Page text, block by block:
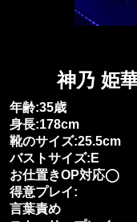
神乃 姫
年齢:35歳
身長:178cm
靴のサイズ:25.5cm
バストサイズ:E
お仕置きOP対応◯
得意プレイ:
言葉責め